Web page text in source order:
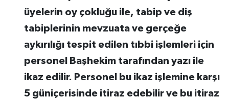
üyelerin oy çokluğu ile, tabip ve diş
tabiplerinin mevzuata ve gerçeğe
aykırılığı tespit edilen tıbbi işlemleri için
personel Başhekim tarafından yazı ile
ikaz edilir. Personel bu ikaz işlemine karşı
5 güniçerisinde itiraz edebilir ve bu itiraz